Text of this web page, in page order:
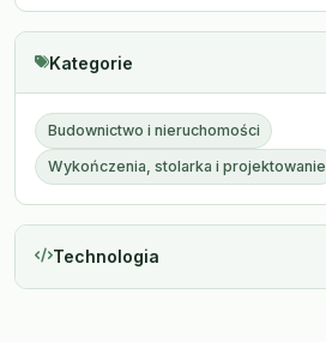
Kategorie
Budownictwo i nieruchomości
Wykończenia, stolarka i projektowanie
Technologia